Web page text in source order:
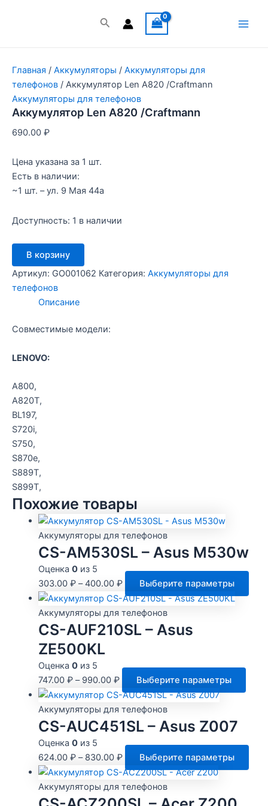
Поиск
Главная / Аккумуляторы / Аккумуляторы для
телефонов / Аккумулятор Len A820 /Craftmann
Аккумуляторы для телефонов
Аккумулятор Len A820 /Craftmann
690.00 ₽
Цена указана за 1 шт.
Есть в наличии:
~1 шт. – ул. 9 Мая 44а
Доступность: 1 в наличии
Количество
товара
Аккумулятор
Len
/Craftmann
В корзину
Артикул: GO001062 Категория: Аккумуляторы для
телефонов
Описание
Совместимые модели:
LENOVO:
A800,
A820T,
BL197,
S720i,
S750,
S870e,
S889T,
S899T,
Похожие товары
Аккумуляторы для телефонов
CS-AM530SL – Asus M530w
Оценка 0из 5
303.00 ₽–400.00 ₽ Выберите параметры
Аккумуляторы для телефонов
CS-AUF210SL – Asus
ZE500KL
Оценка 0из 5
747.00 ₽– 990.00 ₽ Выберите параметры
Аккумуляторы для телефонов
CS-AUC451SL – Asus Z007
Оценка 0из 5
624.00 ₽– 830.00 ₽ Выберите параметры
Аккумуляторы для телефонов